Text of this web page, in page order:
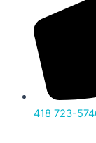
418 723-